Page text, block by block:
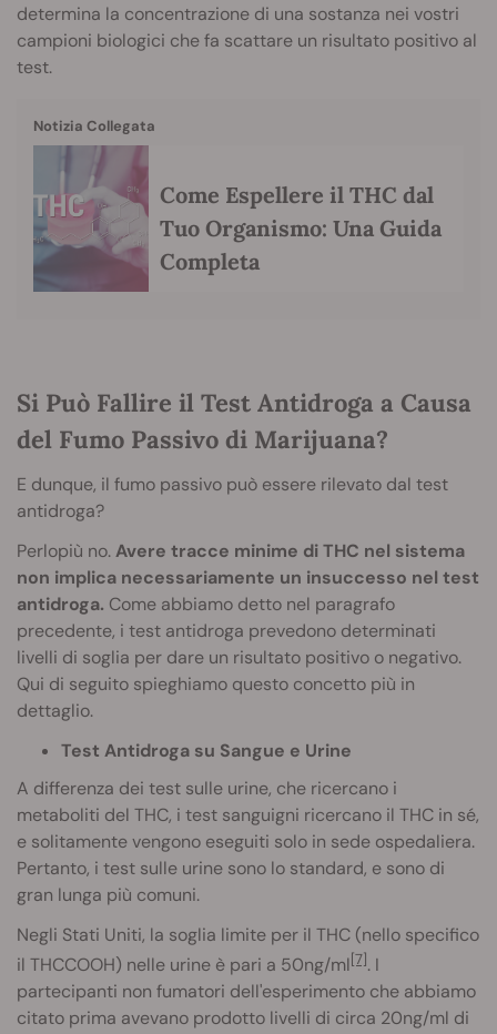
determina la concentrazione di una sostanza nei vostri
campioni biologici che fa scattare un risultato positivo al
test.
Notizia Collegata
Come Espellere il THC dal
Tuo Organismo: Una Guida
Completa
Si Può Fallire il Test Antidroga a Causa
del Fumo Passivo di Marijuana?
E dunque, il fumo passivo può essere rilevato dal test
antidroga?
Perlopiù no.Avere tracce minime di THC nel sistema
non implica necessariamente un insuccesso nel test
antidroga. Come abbiamo detto nel paragrafo
precedente, i test antidroga prevedono determinati
livelli di soglia per dare un risultato positivo o negativo.
Qui di seguito spieghiamo questo concetto più in
dettaglio.
Test Antidroga su Sangue e Urine
A differenza dei test sulle urine, che ricercano i
metaboliti del THC, i test sanguigni ricercano il THC in sé,
e solitamente vengono eseguiti solo in sede ospedaliera.
Pertanto, i test sulle urine sono lo standard, e sono di
gran lunga più comuni.
Negli Stati Uniti, la soglia limite per il THC (nello specifico
il THCCOOH) nelle urine è pari a 50ng/ml[7]. I
partecipanti non fumatori dell'esperimento che abbiamo
citato prima avevano prodotto livelli di circa 20ng/ml di